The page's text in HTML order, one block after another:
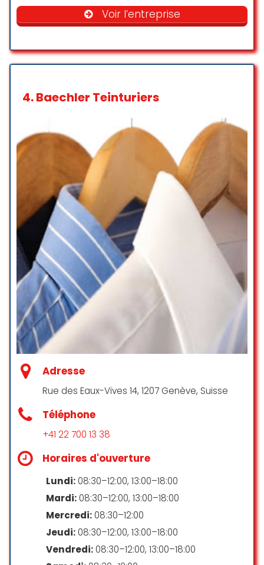
je peut vous dire que j’ai été
agréablement accueillie, rapide
fois que je viens chez 5 à sec , je
☆ 5/5
Service et personnel de qualité,
très bonne accueil
Jeremy Rodrigues
Service retouches à éviter ! J’ai
apporté un vêtement pour
retouche lundi demandant pour
jeudi au plus tard pour une soirée.
On m’a assuré que c’était possible..
pour finalement venir chercher
mon vêtement le jeudi et celui ci
n’était pas fait. Mauvaise foi de la
couturière qui ne se ‘souvenait pas
Responsable est très gentil attentif
avec les clients, un grand bravo
Récupérer son manteau avec
Voir l’entreprise
4.Baechler Teinturiers
Adresse
Rue des Eaux-Vives 14, 1207 Genève, Suisse
Téléphone
+41 22 700 13 38
Horaires d'ouverture
Lundi: 08:30–12:00, 13:00–18:00
Mardi: 08:30–12:00, 13:00–18:00
Mercredi: 08:30–12:00
Jeudi: 08:30–12:00, 13:00–18:00
Vendredi: 08:30–12:00, 13:00–18:00